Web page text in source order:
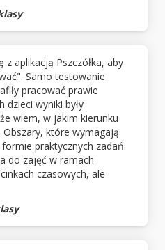
aplikacją Pszczółka, aby
Samo testowanie
pracować prawie
dzieci wyniki były
wiem, w jakim kierunku
Obszary, które wymagają
praktycznych zadań.
do zajęć w ramach
czasowych, ale